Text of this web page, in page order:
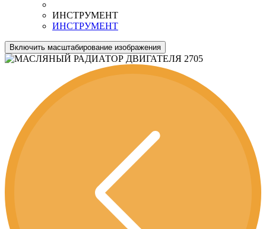
ИНСТРУМЕНТ
ИНСТРУМЕНТ
Включить масштабирование изображения